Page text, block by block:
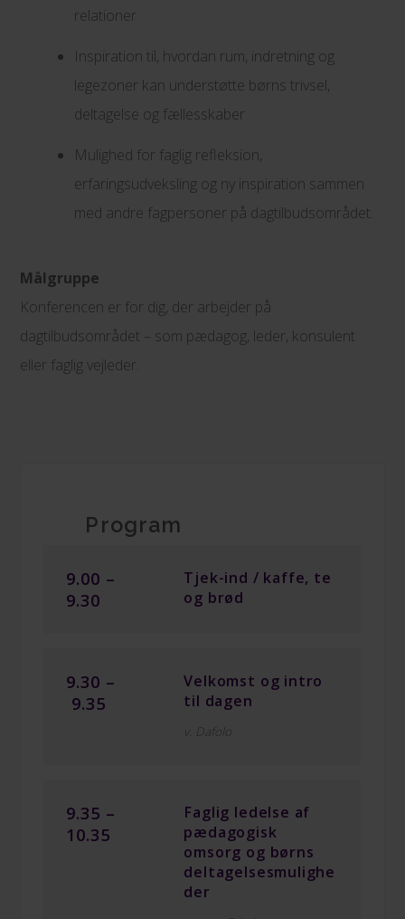
relationer
Inspiration til, hvordan rum, indretning og
legezoner kan understøtte børns trivsel,
deltagelse og fællesskaber
Mulighed for faglig refleksion,
erfaringsudveksling og ny inspiration sammen
med andre fagpersoner på dagtilbudsområdet.
Målgruppe
Konferencen er for dig, der arbejder på
dagtilbudsområdet – som pædagog, leder, konsulent
eller faglig vejleder.
Program
9.00 –
9.30
Tjek-ind / kaffe, te
og brød
9.30 –
9.35
Velkomst og intro
til dagen
v. Dafolo
9.35 –
10.35
Faglig ledelse af
pædagogisk
omsorg og børns
deltagelsesmulighe
der